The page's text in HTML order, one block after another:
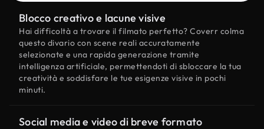
Blocco creativo e lacune visive
Hai difficoltà a trovare il filmato perfetto? Coverr colma
questo divario con scene reali accuratamente
selezionate e una rapida generazione tramite
intelligenza artificiale, permettendoti di sbloccare la tua
creatività e soddisfare le tue esigenze visive in pochi
minuti.
Social media e video di breve formato